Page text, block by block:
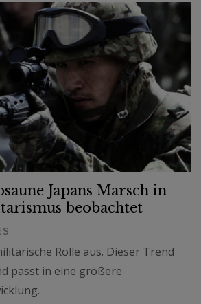
Japans Marsch in
beobachtet
Rolle aus. Dieser Trend
passt in eine größere